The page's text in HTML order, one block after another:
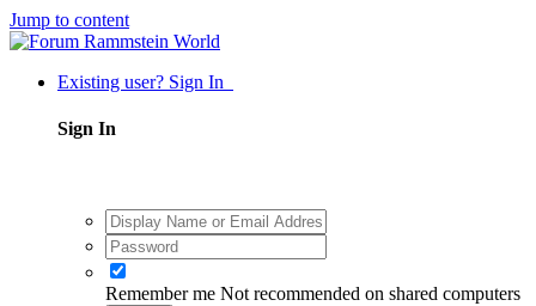
Jump to content
Existing user? Sign In
Sign In
Remember me Not recommended on shared computers